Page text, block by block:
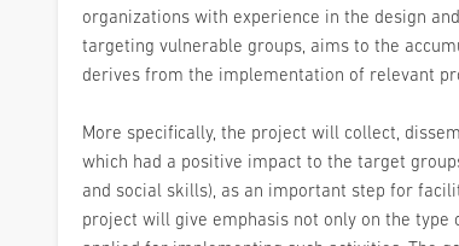
organizations with experience in the design
targeting vulnerable groups, aims to the
derives from the implementation of relevant
More specifically, the project will collect,
which had a positive impact to the target
and social skills), as an important step for
project will give emphasis not only on the